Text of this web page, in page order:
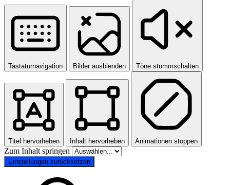
Tastaturnavigation Bilder ausblenden Töne stummschalten
Titel hervorheben Inhalt hervorheben Animationen stoppen
Zum Inhalt springen
Einstellungen zurücksetzen